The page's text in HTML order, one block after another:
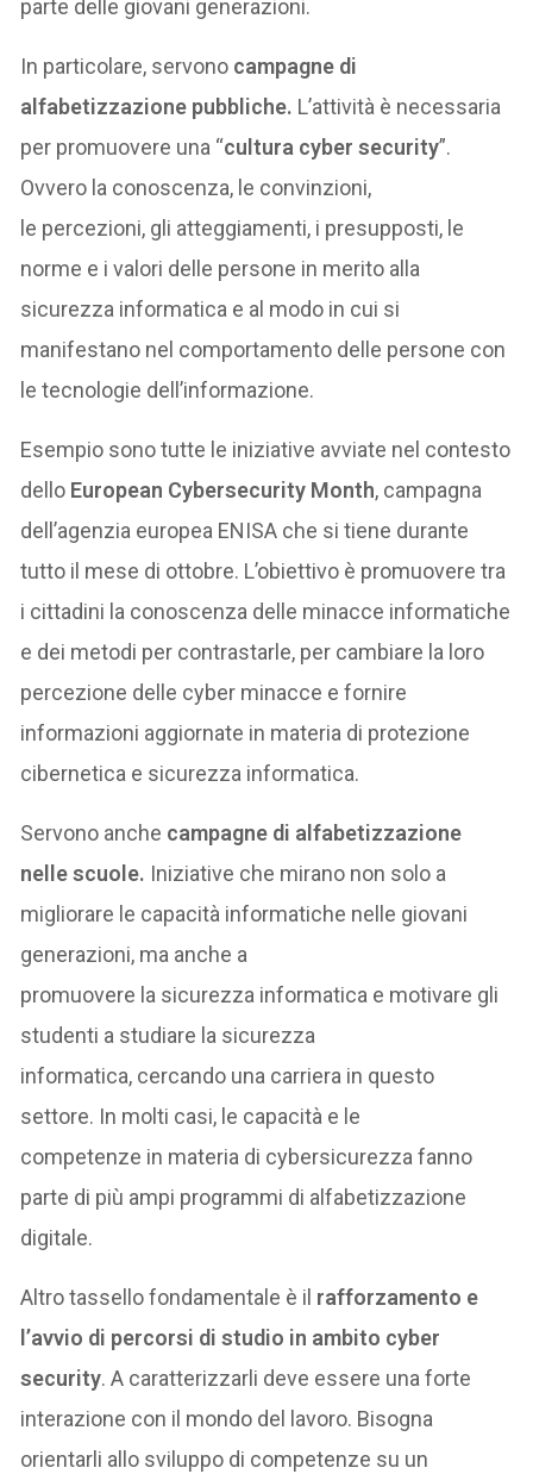
parte delle giovani generazioni.
In particolare, servono campagne di
alfabetizzazione pubbliche. L’attività è necessaria
per promuovere una “cultura cyber security”.
Ovvero la conoscenza, le convinzioni,
le percezioni, gli atteggiamenti, i presupposti, le
norme e i valori delle persone in merito alla
sicurezza informatica e al modo in cui si
manifestano nel comportamento delle persone con
le tecnologie dell’informazione.
Esempio sono tutte le iniziative avviate nel contesto
dello European Cybersecurity Month, campagna
dell’agenzia europea ENISA che si tiene durante
tutto il mese di ottobre. L’obiettivo è promuovere tra
i cittadini la conoscenza delle minacce informatiche
e dei metodi per contrastarle, per cambiare la loro
percezione delle cyber minacce e fornire
informazioni aggiornate in materia di protezione
cibernetica e sicurezza informatica.
Servono anche campagne di alfabetizzazione
nelle scuole. Iniziative che mirano non solo a
migliorare le capacità informatiche nelle giovani
generazioni, ma anche a
promuovere la sicurezza informatica e motivare gli
studenti a studiare la sicurezza
informatica, cercando una carriera in questo
settore. In molti casi, le capacità e le
competenze in materia di cybersicurezza fanno
parte di più ampi programmi di alfabetizzazione
digitale.
Altro tassello fondamentale è il rafforzamento e
l’avvio di percorsi di studio in ambito cyber
security. A caratterizzarli deve essere una forte
interazione con il mondo del lavoro. Bisogna
orientarli allo sviluppo di competenze su un